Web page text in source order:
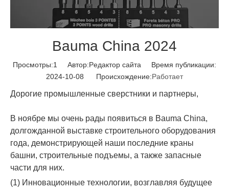
Bauma China 2024
Просмотры:1
Автор:Pедактор сайта Время публикации:
2024-10-08 Происхождение:Работает
Дорогие промышленные сверстники и партнеры,
В ноябре мы очень рады появиться в Bauma China,
долгожданной выставке строительного оборудования
года, демонстрирующей наши последние краны
башни, строительные подъемы, а также запасные
части для них.
(1) Инновационные технологии, возглавляя будущее